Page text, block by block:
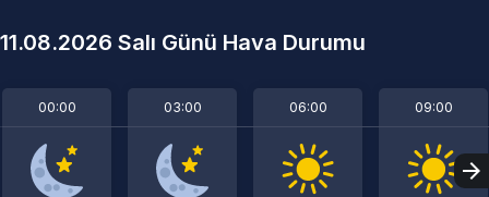
11.08.2026 Salı Günü Hava Durumu
00:00 03:00 06:00 09:00